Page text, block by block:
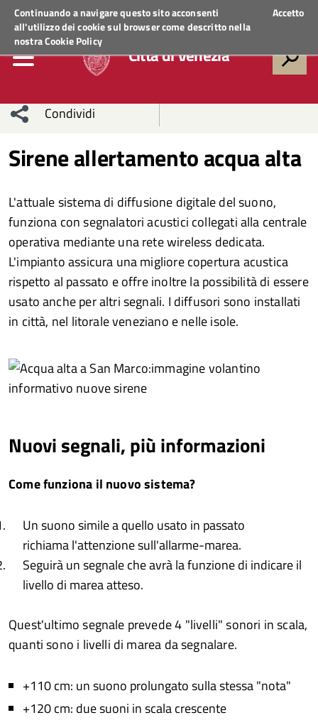
Continuando a navigare questo sito acconsenti
all'utilizzo dei cookie sul browser come descritto nella
nostraCookie Policy
Accetto
Regione VenetoACCEDI AI SERVIZI
Città di Venezia
Condividi
network
Condividi
Condividi
Facebook
su
Twitter
Condividi
su
Facebook
Condividi
su
Whatsapp
Sirene allertamento acqua alta
L'attuale sistema di diffusione digitale del suono,
funziona con segnalatori acustici collegati alla centrale
operativa mediante una rete wireless dedicata.
L'impianto assicura una migliore copertura acustica
rispetto al passato e offre inoltre la possibilità di essere
usato anche per altri segnali. I diffusori sono installati
in città, nel litorale veneziano e nelle isole.
Nuovi segnali, più informazioni
Come funziona il nuovo sistema?
Un suono simile a quello usato in passato
richiama l'attenzione sull'allarme-marea.
Seguirà un segnale che avrà la funzione di indicare il
livello di marea atteso.
Quest'ultimo segnale prevede 4 "livelli" sonori in scala,
quanti sono i livelli di marea da segnalare.
+110 cm: un suono prolungato sulla stessa "nota"
+120 cm: due suoni in scala crescente